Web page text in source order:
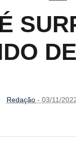
Redação - 03/11/